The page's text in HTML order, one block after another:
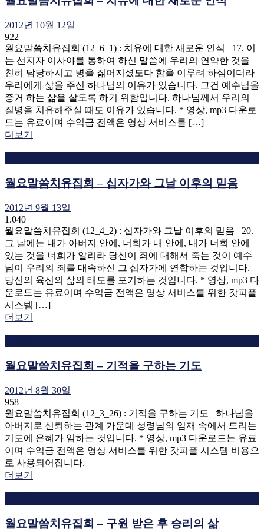
2012년 10월 12일
922
월요말씀치유집회 (12_6_1) : 치유에 대한 새로운 인식 17. 이
는 선지자 이사야를 통하여 하신 말씀에 우리의 연약한 것을
친히 담당하시고 병을 짊어지셨도다 함을 이루려 하심이더라
우리에게 삶을 주신 하나님의 이유가 있습니다. 그건 예수님을
증거 하는 삶을 살도록 하기 위함입니다. 하나님께서 우리의
질병을 치유해주실 때도 이유가 있습니다. * 영상, mp3 다운로
드는 유료이며 수익금 전액은 영상 서비스를 […]
더보기
월요말씀치유집회 – 십자가와 그날 이후의 믿음
2012년 9월 13일
1.040
월요말씀치유집회 (12_4_2) : 십자가와 그날 이후의 믿음 20.
그 날에는 내가 아버지 안에, 너희가 내 안에, 내가 너희 안에
있는 것을 너희가 알리라 당신이 죄에 대해서 죽는 것이 예수
님이 우리의 죄를 대속하신 그 십자가에 연합하는 것입니다.
당신의 육신의 삶의 태도를 포기하는 것입니다. * 영상, mp3 다
운로드는 유료이며 수익금 전액은 영상 서비스를 위한 갓피플
시스템 […]
더보기
월요말씀치유집회 – 기적을 구하는 기도
2012년 8월 30일
958
월요말씀치유집회 (12_3_26) : 기적을 구하는 기도 하나님을
아버지로 신뢰하는 관계 가운데 성령님의 임재 속에서 드리는
기도에 은혜가 임하는 것입니다. * 영상, mp3 다운로드는 유료
이며 수익금 전액은 영상 서비스를 위한 갓피플 시스템 비용으
로 사용되어집니다.
더보기
월요말씀치유집회 – 구원 받은 후 승리의 삶